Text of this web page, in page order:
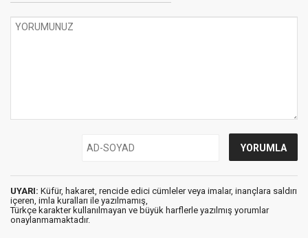
UYARI: Küfür, hakaret, rencide edici cümleler veya imalar, inançlara saldırı
içeren, imla kuralları ile yazılmamış,
Türkçe karakter kullanılmayan ve büyük harflerle yazılmış yorumlar
onaylanmamaktadır.